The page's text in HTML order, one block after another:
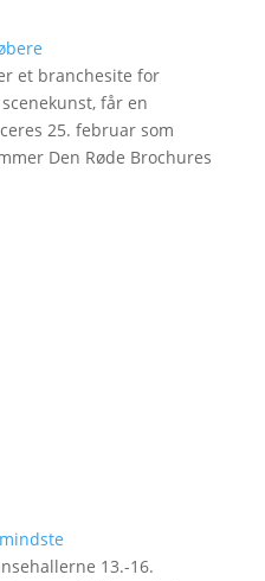
et branchesite for
får en
25. februar som
Den Røde Brochures
13.-16.